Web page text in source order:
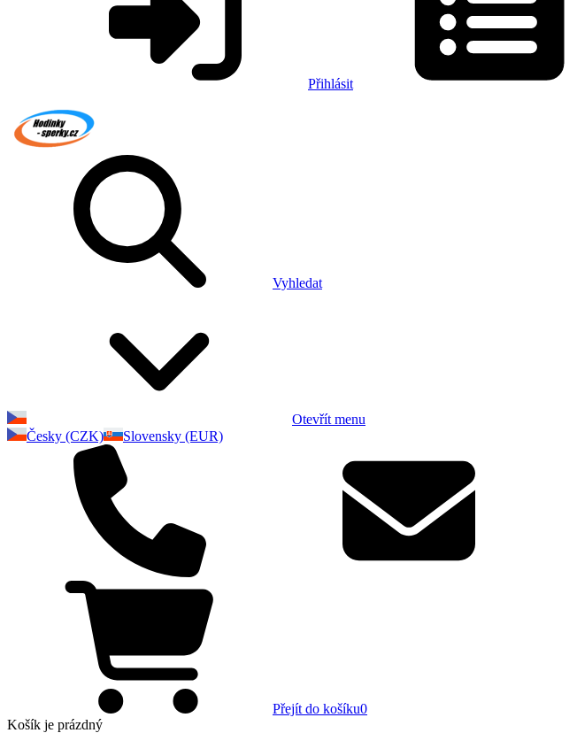
Přihlásit
Vyhledat
Otevřít menu
Česky (CZK)
Slovensky (EUR)
Přejít do košíku0
Košík je prázdný